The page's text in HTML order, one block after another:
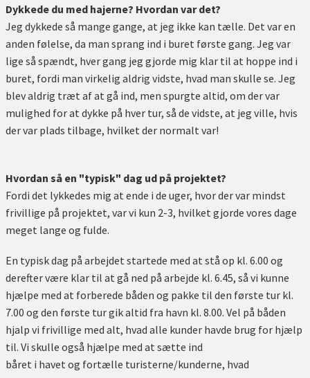
Dykkede du med hajerne? Hvordan var det?
Jeg dykkede så mange gange, at jeg ikke kan tælle. Det var en
anden følelse, da man sprang ind i buret første gang. Jeg var
lige så spændt, hver gang jeg gjorde mig klar til at hoppe ind i
buret, fordi man virkelig aldrig vidste, hvad man skulle se. Jeg
blev aldrig træt af at gå ind, men spurgte altid, om der var
mulighed for at dykke på hver tur, så de vidste, at jeg ville, hvis
der var plads tilbage, hvilket der normalt var!
Hvordan så en "typisk" dag ud på projektet?
Fordi det lykkedes mig at ende i de uger, hvor der var mindst
frivillige på projektet, var vi kun 2-3, hvilket gjorde vores dage
meget lange og fulde.
En typisk dag på arbejdet startede med at stå op kl. 6.00 og
derefter være klar til at gå ned på arbejde kl. 6.45, så vi kunne
hjælpe med at forberede båden og pakke til den første tur kl.
7.00 og den første tur gik altid fra havn kl. 8.00. Vel på båden
hjalp vi frivillige med alt, hvad alle kunder havde brug for hjælp
til. Vi skulle også hjælpe med at sætte ind
båret i havet og fortælle turisterne/kunderne, hvad